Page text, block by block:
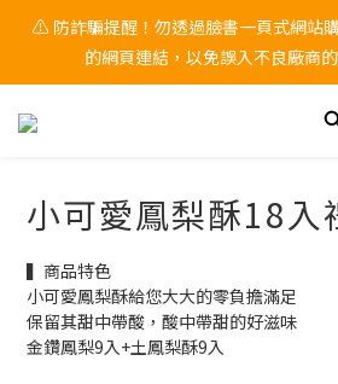
🚨 中秋檔期 9/1~9/25 黑貓物流 「無法
禮需求，請務必自行提前
⚠ 防詐騙提醒！勿透過臉書一頁式網站
的網頁連結，以免誤入不良廠商
🚨 中秋檔期 9/1~9/25 黑貓物流 「無法
小可愛鳳梨酥18入
▍商品特色
小可愛鳳梨酥給您大大的零負擔滿足
保留其甜中帶酸，酸中帶甜的好滋味
金鑽鳳梨9入+土鳳梨酥9入